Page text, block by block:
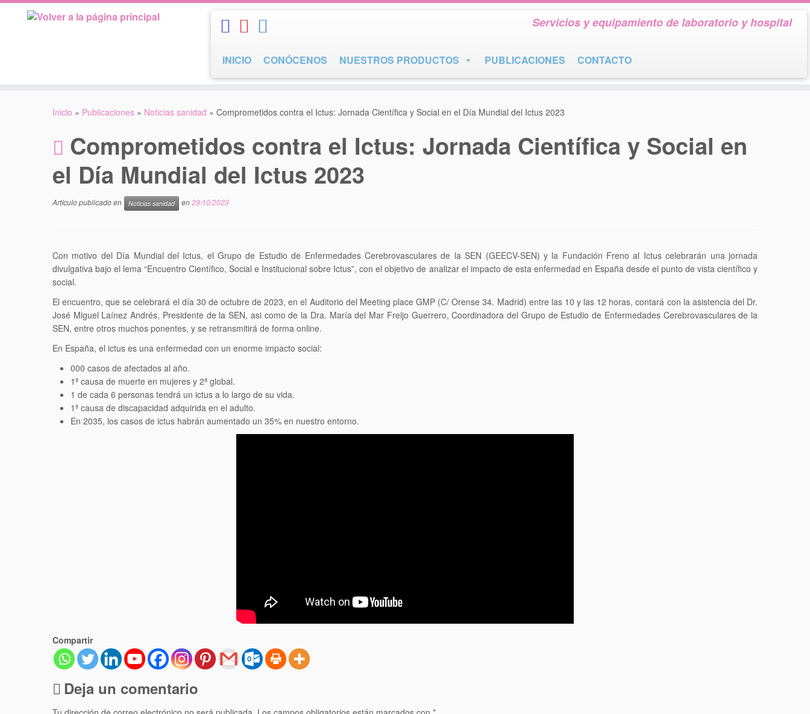
Saltar
Servicios y equipamiento de laboratorio y hospital
INICIO CONÓCENOS NUESTROS PRODUCTOS PUBLICACIONES CONTACTO
Inicio » Publicaciones » Noticias sanidad » Comprometidos contra el Ictus: Jornada Científica y Social en el Día Mundial del Ictus 2023
Comprometidos contra el Ictus: Jornada Científica y Social en
el Día Mundial del Ictus 2023
Artículo publicado en Noticias sanidad en29/10/2023
Con motivo del Día Mundial del Ictus, el Grupo de Estudio de Enfermedades Cerebrovasculares de la SEN (GEECV-SEN) y la Fundación Freno al Ictus celebrarán una jornada
divulgativa bajo el lema “Encuentro Científico, Social e Institucional sobre Ictus”, con el objetivo de analizar el impacto de esta enfermedad en España desde el punto de vista científico y
social.
El encuentro, que se celebrará el día 30 de octubre de 2023, en el Auditorio del Meeting place GMP (C/ Orense 34. Madrid) entre las 10 y las 12 horas, contará con la asistencia del Dr.
José Miguel Laínez Andrés, Presidente de la SEN, asi como de la Dra. María del Mar Freijo Guerrero, Coordinadora del Grupo de Estudio de Enfermedades Cerebrovasculares de la
SEN, entre otros muchos ponentes, y se retransmitirá de forma online.
En España, el ictus es una enfermedad con un enorme impacto social:
000 casos de afectados al año.
1ª causa de muerte en mujeres y 2ª global.
1 de cada 6 personas tendrá un ictus a lo largo de su vida.
1ª causa de discapacidad adquirida en el adulto.
En 2035, los casos de ictus habrán aumentado un 35% en nuestro entorno.
Compartir
Deja un comentario